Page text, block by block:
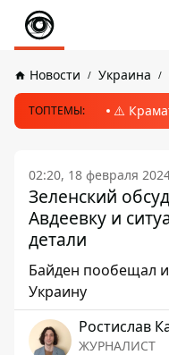
Новости Украина
ТОПТЕМЫ: ⚠️
02:20, 18 февраля
Зеленский
Авдеевку и
детали
Байден пообещал
Украину
Ростислав
ЖУРНАЛИСТ